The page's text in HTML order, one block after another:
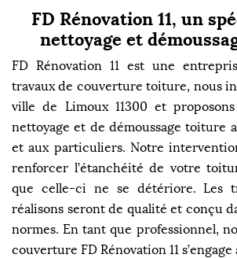
FD Rénovation 11, un
nettoyage et
FD Rénovation 11 est une
travaux de couverture toiture, nous
ville de Limoux 11300 et
nettoyage et de démoussage toiture
et aux particuliers. Notre
renforcer l’étanchéité de votre
que celle-ci ne se détériore. Les
réalisons seront de qualité et conçu
normes. En tant que professionnel,
couverture FD Rénovation 11